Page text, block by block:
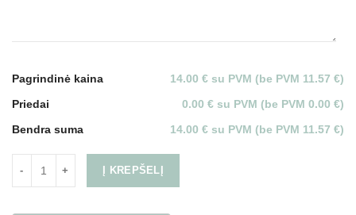
Pagrindinė kaina
14.00 € su PVM (be PVM 11.57 €)
Priedai
0.00 € su PVM (be PVM 0.00 €)
Bendra suma
14.00 € su PVM (be PVM 11.57 €)
Į KREPŠELĮ